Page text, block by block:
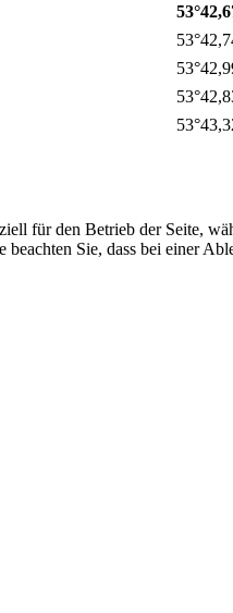
für den Betrieb der Seite,
Sie, dass bei einer